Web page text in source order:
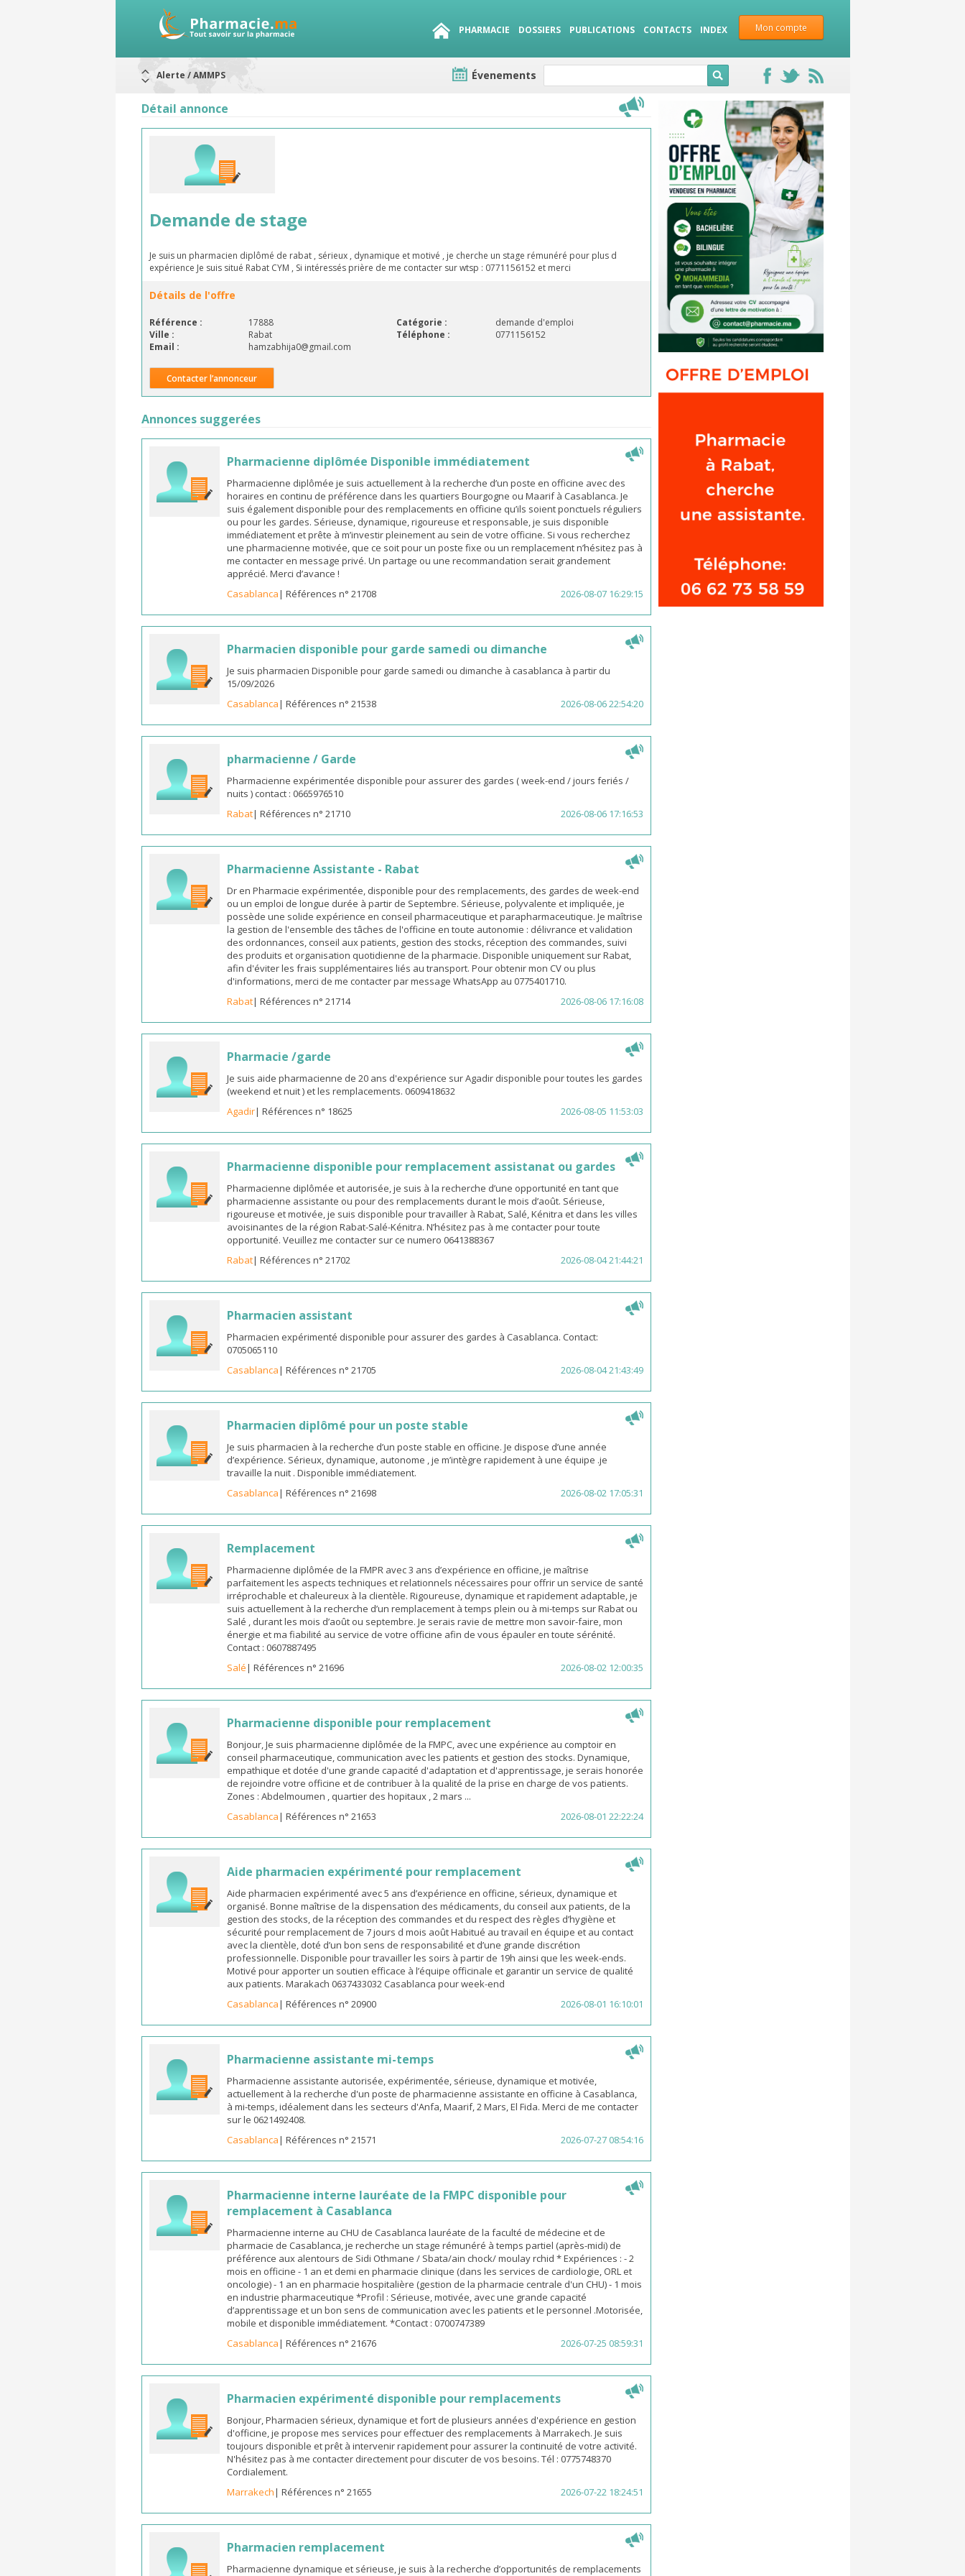
Mon compte
PHARMACIE DOSSIERS PUBLICATIONS CONTACTS INDEX
Alerte / AMMPS
ARRÊT DE COMMERCIALISATION
Rappel de lots : préparations lactées
Évenements
Détail annonce
Demande de stage
Je suis un pharmacien diplômé de rabat , sérieux , dynamique et motivé , je cherche un stage rémunéré pour plus d
expérience Je suis situé Rabat CYM , Si intéressés prière de me contacter sur wtsp : 0771156152 et merci
Détails de l'offre
Référence : 17888 Catégorie :
demande d'emploi
Ville :
Rabat Téléphone :
0771156152
Email :
hamzabhija0@gmail.com
Contacter l’annonceur
Annonces suggerées
Pharmacienne diplômée Disponible immédiatement
Pharmacienne diplômée je suis actuellement à la recherche d’un poste en officine avec des
horaires en continu de préférence dans les quartiers Bourgogne ou Maarif à Casablanca. Je
suis également disponible pour des remplacements en officine qu’ils soient ponctuels réguliers
ou pour les gardes. Sérieuse, dynamique, rigoureuse et responsable, je suis disponible
immédiatement et prête à m’investir pleinement au sein de votre officine. Si vous recherchez
une pharmacienne motivée, que ce soit pour un poste fixe ou un remplacement n’hésitez pas à
me contacter en message privé. Un partage ou une recommandation serait grandement
apprécié. Merci d’avance !
Casablanca| Références n° 21708 2026-08-07 16:29:15
Pharmacien disponible pour garde samedi ou dimanche
Je suis pharmacien Disponible pour garde samedi ou dimanche à casablanca à partir du
15/09/2026
Casablanca| Références n° 21538 2026-08-06 22:54:20
pharmacienne / Garde
Pharmacienne expérimentée disponible pour assurer des gardes ( week-end / jours feriés /
nuits ) contact : 0665976510
Rabat| Références n° 21710 2026-08-06 17:16:53
Pharmacienne Assistante - Rabat
Dr en Pharmacie expérimentée, disponible pour des remplacements, des gardes de week-end
ou un emploi de longue durée à partir de Septembre. Sérieuse, polyvalente et impliquée, je
possède une solide expérience en conseil pharmaceutique et parapharmaceutique. Je maîtrise
la gestion de l'ensemble des tâches de l'officine en toute autonomie : délivrance et validation
des ordonnances, conseil aux patients, gestion des stocks, réception des commandes, suivi
des produits et organisation quotidienne de la pharmacie. Disponible uniquement sur Rabat,
afin d'éviter les frais supplémentaires liés au transport. Pour obtenir mon CV ou plus
d'informations, merci de me contacter par message WhatsApp au 0775401710.
Rabat| Références n° 21714 2026-08-06 17:16:08
Pharmacie /garde
Je suis aide pharmacienne de 20 ans d'expérience sur Agadir disponible pour toutes les gardes
(weekend et nuit ) et les remplacements. 0609418632
Agadir| Références n° 18625 2026-08-05 11:53:03
Pharmacienne disponible pour remplacement assistanat ou gardes
Pharmacienne diplômée et autorisée, je suis à la recherche d’une opportunité en tant que
pharmacienne assistante ou pour des remplacements durant le mois d’août. Sérieuse,
rigoureuse et motivée, je suis disponible pour travailler à Rabat, Salé, Kénitra et dans les villes
avoisinantes de la région Rabat-Salé-Kénitra. N’hésitez pas à me contacter pour toute
opportunité. Veuillez me contacter sur ce numero 0641388367
Rabat| Références n° 21702 2026-08-04 21:44:21
Pharmacien assistant
Pharmacien expérimenté disponible pour assurer des gardes à Casablanca. Contact:
0705065110
Casablanca| Références n° 21705 2026-08-04 21:43:49
Pharmacien diplômé pour un poste stable
Je suis pharmacien à la recherche d’un poste stable en officine. Je dispose d’une année
d’expérience. Sérieux, dynamique, autonome , je m’intègre rapidement à une équipe .je
travaille la nuit . Disponible immédiatement.
Casablanca| Références n° 21698 2026-08-02 17:05:31
Remplacement
Pharmacienne diplômée de la FMPR avec 3 ans d’expérience en officine, je maîtrise
parfaitement les aspects techniques et relationnels nécessaires pour offrir un service de santé
irréprochable et chaleureux à la clientèle. Rigoureuse, dynamique et rapidement adaptable, je
suis actuellement à la recherche d’un remplacement à temps plein ou à mi-temps sur Rabat ou
Salé , durant les mois d’août ou septembre. Je serais ravie de mettre mon savoir-faire, mon
énergie et ma fiabilité au service de votre officine afin de vous épauler en toute sérénité.
Contact : 0607887495
Salé| Références n° 21696 2026-08-02 12:00:35
Pharmacienne disponible pour remplacement
Bonjour, Je suis pharmacienne diplômée de la FMPC, avec une expérience au comptoir en
conseil pharmaceutique, communication avec les patients et gestion des stocks. Dynamique,
empathique et dotée d'une grande capacité d'adaptation et d'apprentissage, je serais honorée
de rejoindre votre officine et de contribuer à la qualité de la prise en charge de vos patients.
Zones : Abdelmoumen , quartier des hopitaux , 2 mars ...
Casablanca| Références n° 21653 2026-08-01 22:22:24
Aide pharmacien expérimenté pour remplacement
Aide pharmacien expérimenté avec 5 ans d’expérience en officine, sérieux, dynamique et
organisé. Bonne maîtrise de la dispensation des médicaments, du conseil aux patients, de la
gestion des stocks, de la réception des commandes et du respect des règles d’hygiène et
sécurité pour remplacement de 7 jours d mois août Habitué au travail en équipe et au contact
avec la clientèle, doté d’un bon sens de responsabilité et d’une grande discrétion
professionnelle. Disponible pour travailler les soirs à partir de 19h ainsi que les week-ends.
Motivé pour apporter un soutien efficace à l’équipe officinale et garantir un service de qualité
aux patients. Marakach 0637433032 Casablanca pour week-end
Casablanca| Références n° 20900 2026-08-01 16:10:01
Pharmacienne assistante mi-temps
Pharmacienne assistante autorisée, expérimentée, sérieuse, dynamique et motivée,
actuellement à la recherche d'un poste de pharmacienne assistante en officine à Casablanca,
à mi-temps, idéalement dans les secteurs d'Anfa, Maarif, 2 Mars, El Fida. Merci de me contacter
sur le 0621492408.
Casablanca| Références n° 21571 2026-07-27 08:54:16
Pharmacienne interne lauréate de la FMPC disponible pour
remplacement à Casablanca
Pharmacienne interne au CHU de Casablanca lauréate de la faculté de médecine et de
pharmacie de Casablanca, je recherche un stage rémunéré à temps partiel (après-midi) de
préférence aux alentours de Sidi Othmane / Sbata/ain chock/ moulay rchid * Expériences : - 2
mois en officine - 1 an et demi en pharmacie clinique (dans les services de cardiologie, ORL et
oncologie) - 1 an en pharmacie hospitalière (gestion de la pharmacie centrale d'un CHU) - 1 mois
en industrie pharmaceutique *Profil : Sérieuse, motivée, avec une grande capacité
d’apprentissage et un bon sens de communication avec les patients et le personnel .Motorisée,
mobile et disponible immédiatement. *Contact : 0700747389
Casablanca| Références n° 21676 2026-07-25 08:59:31
Pharmacien expérimenté disponible pour remplacements
Bonjour, Pharmacien sérieux, dynamique et fort de plusieurs années d'expérience en gestion
d'officine, je propose mes services pour effectuer des remplacements à Marrakech. Je suis
toujours disponible et prêt à intervenir rapidement pour assurer la continuité de votre activité.
N'hésitez pas à me contacter directement pour discuter de vos besoins. Tél : 0775748370
Cordialement.
Marrakech| Références n° 21655 2026-07-22 18:24:51
Pharmacien remplacement
Pharmacienne dynamique et sérieuse, je suis à la recherche d’opportunités de remplacements